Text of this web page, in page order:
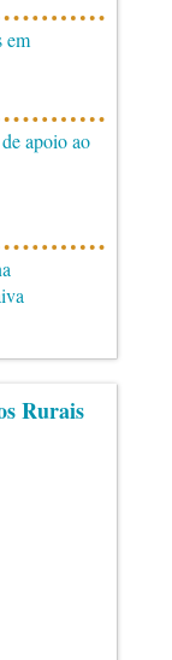
em
apoio ao
Rurais